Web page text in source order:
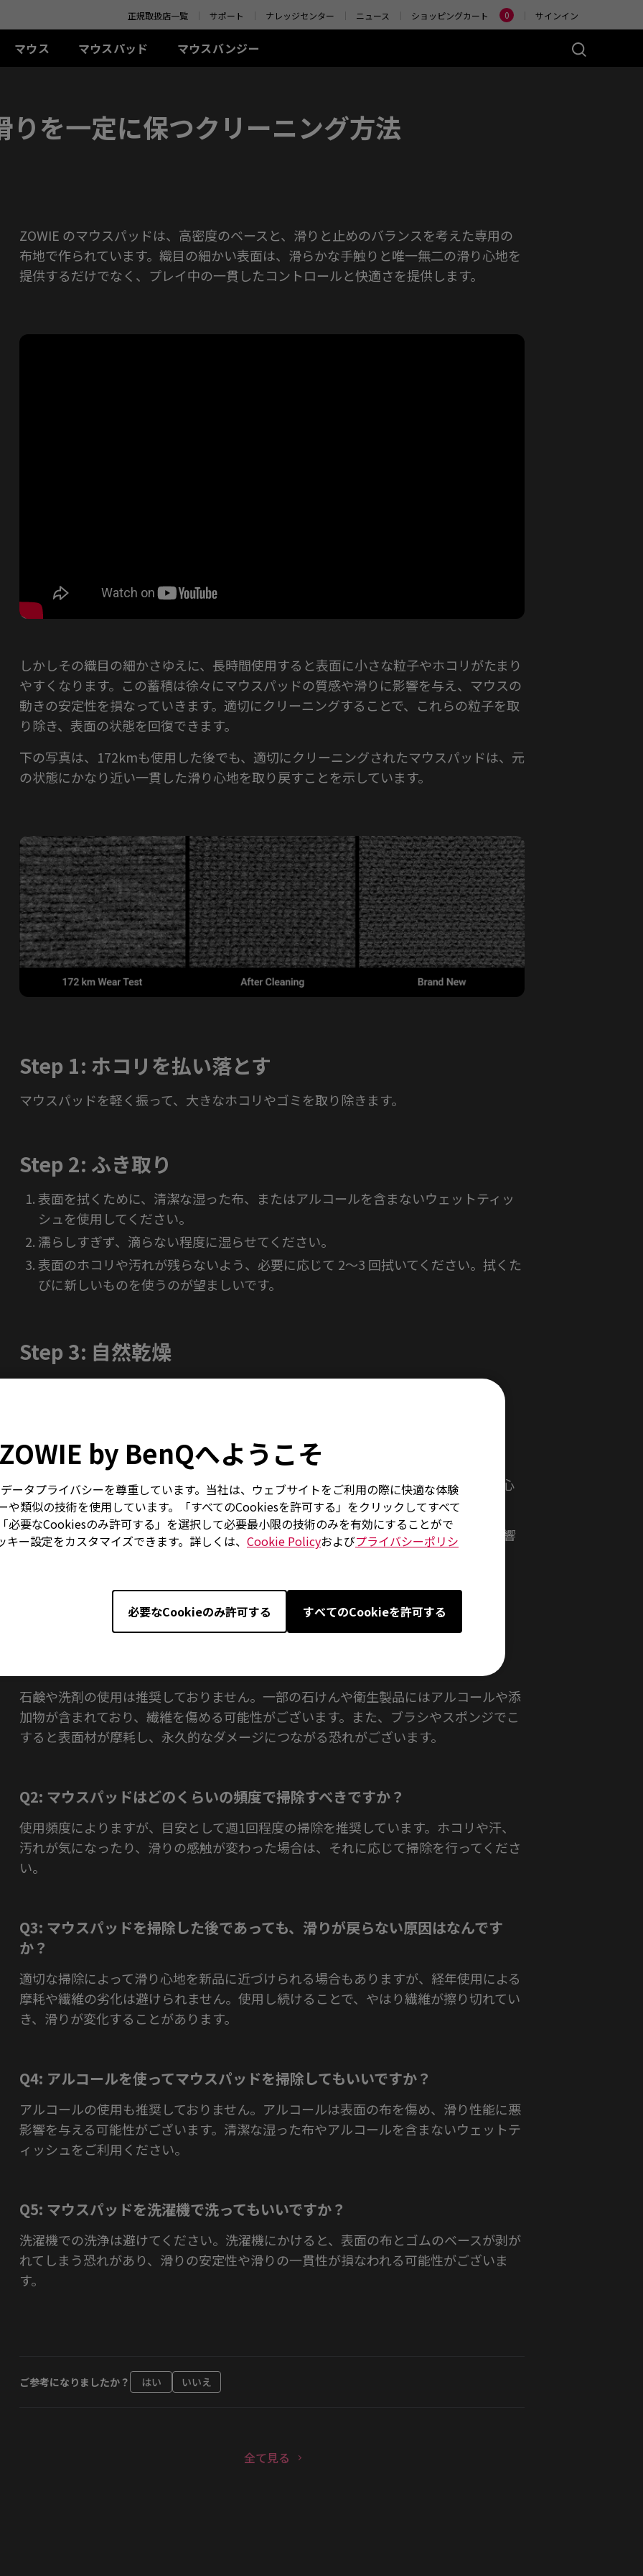
by BenQへようこそ
ータプライバシーを尊重しています。当社は、ウェブサイトをご利用の際に快適な体験
や類似の技術を使用しています。「すべてのCookiesを許可する」をクリックしてすべて
必要なCookiesのみ許可する」を選択して必要最小限の技術のみを有効にすることがで
ー設定をカスタマイズできます。詳しくは、 Cookie Policyおよびプライバシーポリシ
必要なCookieのみ許可する すべてのCookieを許可する
正規取扱店一覧 サポート ナレッジセンター ニュース ショッピングカート 0 サインイン
(27インチ)
アイシールド
S.Switch
マウス
(XL)
DW Glossy (M)
有線
ZA11 (L)
ZA13-DW Glossy (S)
有線
S1 (M)
ワイヤレス
U2 (M)
4K エンハンストワイヤ
レスレシーバー
マウスパッド
G-SR-SE Bi II (L)
G-SR-SE ROUGE II (L)
H-SR-SE Orange (XL)
G-TR (L)
H-TR (XL)
マウスバンジー
を一定に保つクリーニング方法
ZOWIE のマウスパッドは、高密度のベースと、滑りと止めのバランスを考えた専用の
布地で作られています。織目の細かい表面は、滑らかな手触りと唯一無二の滑り心地を
提供するだけでなく、プレイ中の一貫したコントロールと快適さを提供します。
しかしその織目の細かさゆえに、長時間使用すると表面に小さな粒子やホコリがたまり
やすくなります。この蓄積は徐々にマウスパッドの質感や滑りに影響を与え、マウスの
動きの安定性を損なっていきます。適切にクリーニングすることで、これらの粒子を取
り除き、表面の状態を回復できます。
下の写真は、172kmも使用した後でも、適切にクリーニングされたマウスパッドは、元
の状態にかなり近い一貫した滑り心地を取り戻すことを示しています。
Step 1: ホコリを払い落とす
マウスパッドを軽く振って、大きなホコリやゴミを取り除きます。
Step 2: ふき取り
表面を拭くために、清潔な湿った布、またはアルコールを含まないウェットティッ
シュを使用してください。
濡らしすぎず、滴らない程度に湿らせてください。
表面のホコリや汚れが残らないよう、必要に応じて 2〜3 回拭いてください。拭くた
びに新しいものを使うのが望ましいです。
Step 3: 自然乾燥
マウスパッドを長持ちさせるためのポイント
マウスパッドを定期的にクリーニングすることで、状態を維持し、滑らかな滑り心
地を保ち、寿命を延ばすことができます。週に1回程度の掃除を推奨しています。
掃除後でも表面に明らかな摩耗、キズ、変形が見られ、滑りやコントロールに影響
がある場合、使用状況に応じて買い替えをご検討いただけますと幸いです。
石鹸や洗剤の使用は推奨しておりません。一部の石けんや衛生製品にはアルコールや添
加物が含まれており、繊維を傷める可能性がございます。また、ブラシやスポンジでこ
すると表面材が摩耗し、永久的なダメージにつながる恐れがございます。
Q2: マウスパッドはどのくらいの頻度で掃除すべきですか？
使用頻度によりますが、目安として週1回程度の掃除を推奨しています。ホコリや汗、
汚れが気になったり、滑りの感触が変わった場合は、それに応じて掃除を行ってくださ
い。
Q3: マウスパッドを掃除した後であっても、滑りが戻らない原因はなんです
か？
適切な掃除によって滑り心地を新品に近づけられる場合もありますが、経年使用による
摩耗や繊維の劣化は避けられません。使用し続けることで、やはり繊維が擦り切れてい
き、滑りが変化することがあります。
Q4: アルコールを使ってマウスパッドを掃除してもいいですか？
アルコールの使用も推奨しておりません。アルコールは表面の布を傷め、滑り性能に悪
影響を与える可能性がございます。清潔な湿った布やアルコールを含まないウェットテ
ィッシュをご利用ください。
Q5: マウスパッドを洗濯機で洗ってもいいですか？
洗濯機での洗浄は避けてください。洗濯機にかけると、表面の布とゴムのベースが剥が
れてしまう恐れがあり、滑りの安定性や滑りの一貫性が損なわれる可能性がございま
す。
ご参考になりましたか？ はい いいえ
全て見る